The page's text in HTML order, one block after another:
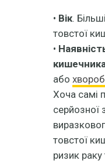
• Вік.
товстої
•
або
Хоча самі
серйозної
товстої
ризик